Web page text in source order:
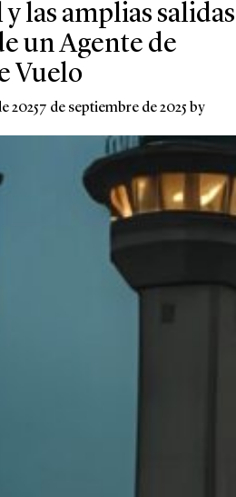
las amplias salidas
un Agente de
Vuelo
20257 de septiembre de 2025 by